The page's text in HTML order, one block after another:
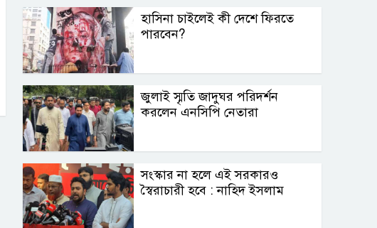
হাসিনা চাইলেই কী দেশে ফিরতে
পারবেন?
জুলাই স্মৃতি জাদুঘর পরিদর্শন
করলেন এনসিপি নেতারা
সংস্কার না হলে এই সরকারও
স্বৈরাচারী হবে : নাহিদ ইসলাম